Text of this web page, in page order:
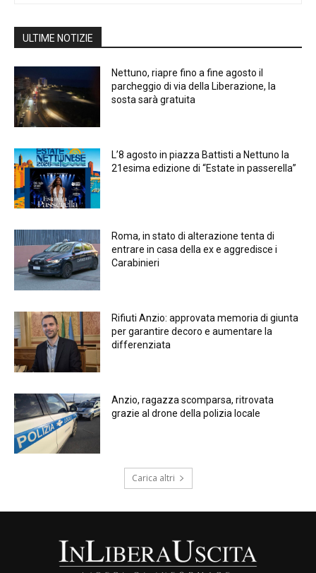
ULTIME NOTIZIE
Nettuno, riapre fino a fine agosto il
parcheggio di via della Liberazione, la
sosta sarà gratuita
L’8 agosto in piazza Battisti a Nettuno la
21esima edizione di “Estate in passerella”
Roma, in stato di alterazione tenta di
entrare in casa della ex e aggredisce i
Carabinieri
Rifiuti Anzio: approvata memoria di giunta
per garantire decoro e aumentare la
differenziata
Anzio, ragazza scomparsa, ritrovata
grazie al drone della polizia locale
Carica altri